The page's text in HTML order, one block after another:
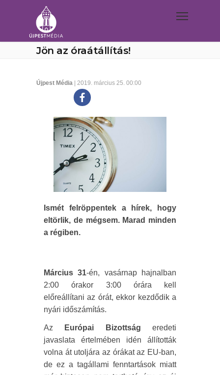
Jön az óraátállítás!
Újpest Média | 2019. március 25. 00:00
Ismét felröppentek a hírek, hogy
eltörlik, de mégsem. Marad minden
a régiben.
Március 31-én, vasárnap hajnalban
2:00 órakor 3:00 órára kell
előreállítani az órát, ekkor kezdődik a
nyári időszámítás.
Az Európai Bizottságeredeti
javaslata értelmében idén állították
volna át utoljára az órákat az EU-ban,
de ez a tagállami fenntartások miatt